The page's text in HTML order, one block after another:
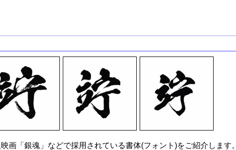
画「銀魂」などで採用されている書体(フォント)をご紹介します。